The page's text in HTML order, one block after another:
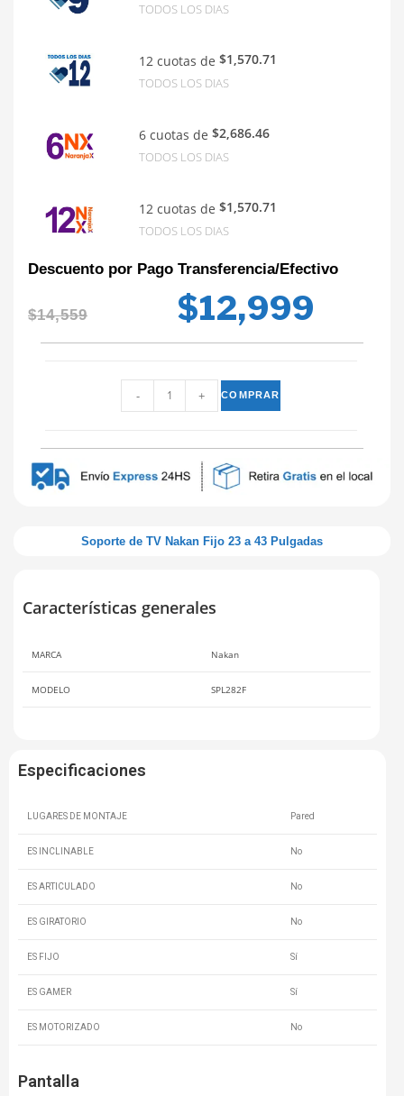
TODOS LOS DIAS
12 cuotas de $1,570.71
TODOS LOS DIAS
6 cuotas de $2,686.46
TODOS LOS DIAS
12 cuotas de $1,570.71
TODOS LOS DIAS
Descuento por Pago Transferencia/Efectivo
$14,559 $12,999
- + COMPRAR
Soporte de TV Nakan Fijo 23 a 43 Pulgadas
Características generales
MARCA Nakan
MODELO SPL282F
Especificaciones
LUGARES DE MONTAJE Pared
ES INCLINABLE No
ES ARTICULADO No
ES GIRATORIO No
ES FIJO Sí
ES GAMER Sí
ES MOTORIZADO No
Pantalla